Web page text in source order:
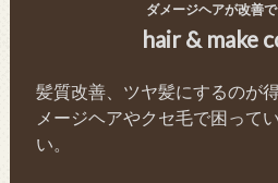
ダメージヘアが改善
hair & make
髪質改善、ツヤ髪にするのが
メージヘアやクセ毛で困って
い。